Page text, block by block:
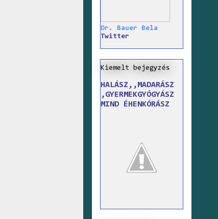
Dr. Bauer Bela
Twitter
Kiemelt bejegyzés
HALÁSZ,,MADARÁSZ
,GYERMEKGYÓGYÁSZ
MIND ÉHENKÓRÁSZ